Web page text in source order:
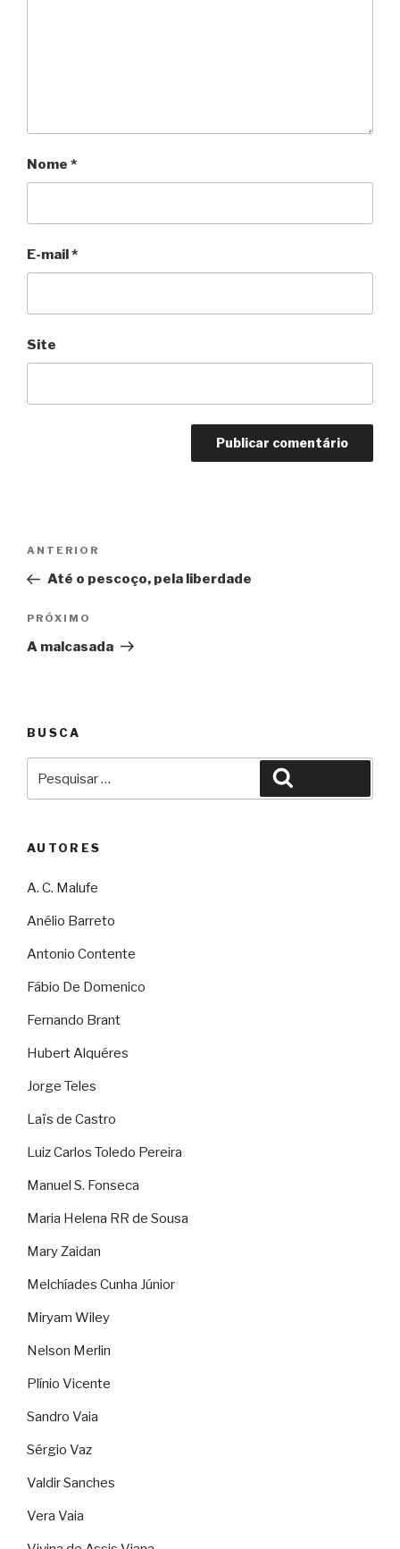
Nome *
E-mail *
Site
Post
Anterior
ANTERIOR
Até o pescoço, pela liberdade
Próximo
PRÓXIMO
A malcasada
BUSCA
AUTORES
A. C. Malufe
Anélio Barreto
Antonio Contente
Fábio De Domenico
Fernando Brant
Hubert Alquéres
Jorge Teles
Laïs de Castro
Luiz Carlos Toledo Pereira
Manuel S. Fonseca
Maria Helena RR de Sousa
Mary Zaidan
Melchíades Cunha Júnior
Miryam Wiley
Nelson Merlin
Plínio Vicente
Sandro Vaia
Sérgio Vaz
Valdir Sanches
Vera Vaia